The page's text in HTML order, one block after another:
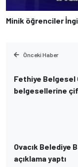
Minik öğrenciler
Önceki Haber
Fethiye Belgesel
belgesellerine
Ovacık Belediye
açıklama yaptı